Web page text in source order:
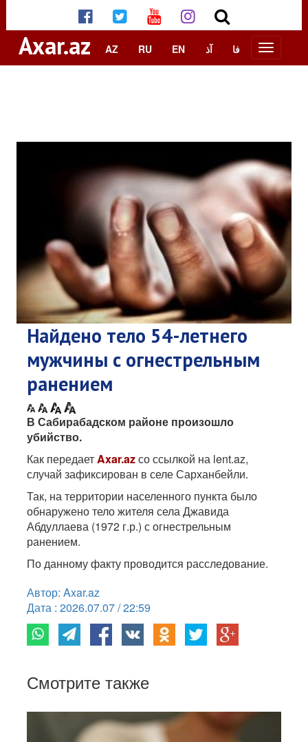
Axar.az AZ RU EN آذ فا
Найдено тело 54-летнего
мужчины с огнестрельным
ранением
В Сабирабадском районе произошло
убийство.
Как передаетAxar.azсо ссылкой на lent.az,
случай зафиксирован в селе Сарханбейли.
Так, на территории населенного пункта было
обнаружено тело жителя села Джавида
Абдуллаева (1972 г.р.) с огнестрельным
ранением.
По данному факту проводится расследование.
Автор: Axar.az
Дата : 2026.07.07 / 22:59
Смотрите также